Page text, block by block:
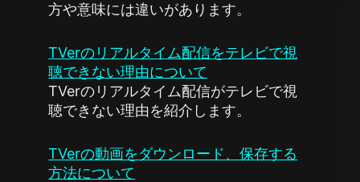
方や意味には違いがあります。
TVerのリアルタイム配信をテレビで視
聴できない理由について
TVerのリアルタイム配信がテレビで視
聴できない理由を紹介します。
TVerの動画をダウンロード、保存する
方法について